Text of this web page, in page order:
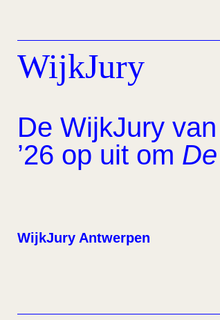
WijkJury
De WijkJury
’26 op uit om
WijkJury Antwerpen